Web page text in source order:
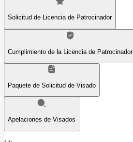
Solicitud de Licencia de Patrocinador
Cumplimiento de la Licencia de Patrocinador
Paquete de Solicitud de Visado
Apelaciones de Visados